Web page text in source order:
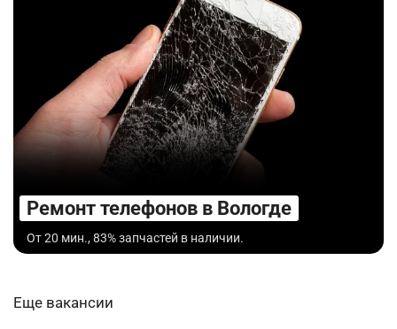
Ремонт телефонов в Вологде
От 20 мин., 83% запчастей в наличии.
Еще вакансии